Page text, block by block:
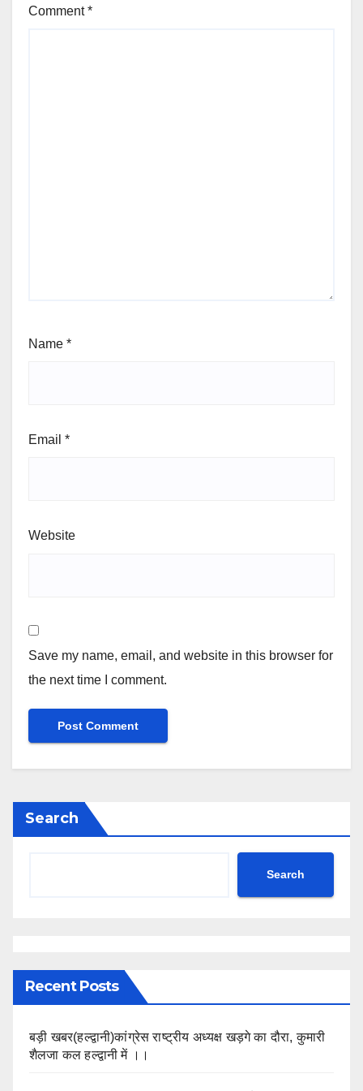
Comment*
Name *
Email *
Website
Save my name, email, and website in this browser for
the next time I comment.
Search
Search
Recent Posts
बड़ी खबर(हल्द्वानी)कांग्रेस राष्ट्रीय अध्यक्ष खड़गे का दौरा, कुमारी
शैलजा कल हल्द्वानी में ।।